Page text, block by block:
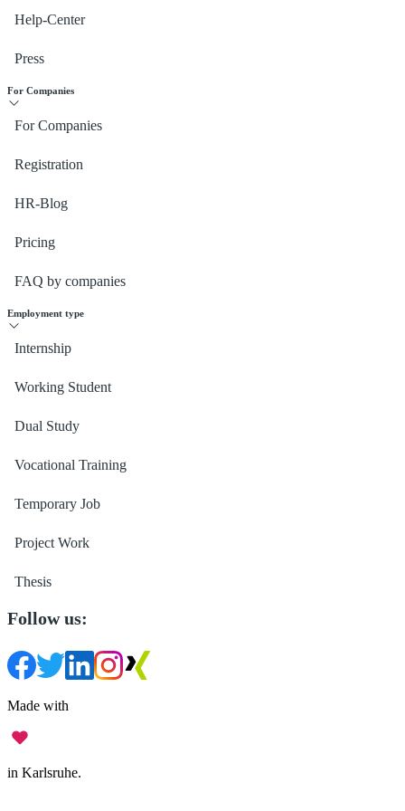
Help-Center
Press
For Companies
For Companies
Registration
HR-Blog
Pricing
FAQ by companies
Employment type
Internship
Working Student
Dual Study
Vocational Training
Temporary Job
Project Work
Thesis
Follow us:
Made with
in Karlsruhe.